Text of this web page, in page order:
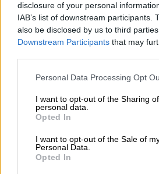
disclosure of your personal
IAB’s list of downstream participants.
also be disclosed by us to third
Downstream Participants that may
Personal Data Processing Opt
I want to opt-out of the Sharing
personal data.
Opted In
I want to opt-out of the Sale of
Personal Data.
Opted In
El Museo Nacional de
presenta la primera
Berruguete que saldrá
Álvaro Madrid
Más artículos de este autor